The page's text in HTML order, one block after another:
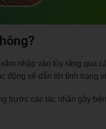
nhập vào tủy răng qua
động sẽ dẫn tới tình trạng
trước các tác nhân gây